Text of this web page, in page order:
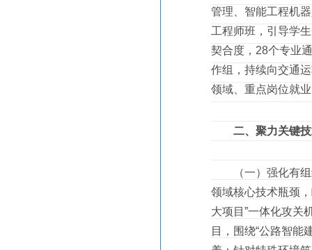
管理、智能工程机
工程师班，引导学
契合度，28个专业
作组，持续向交通
领域、重点岗位就
二、聚力关键
（一）强化有组
领域核心技术瓶颈
大项目”一体化攻关
目，围绕“公路智能